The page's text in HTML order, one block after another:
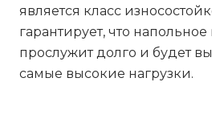
является класс
гарантирует, что
прослужит долго и будет
самые высокие нагрузки.